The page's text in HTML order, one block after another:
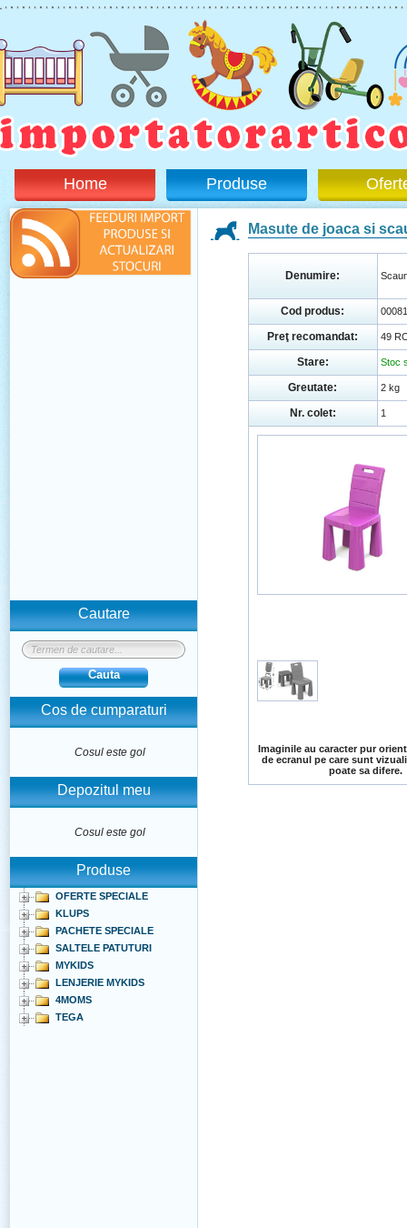
Home Produse
Cautare
Cauta
Cos de cumparaturi
Cosul este gol
Depozitul meu
Cosul este gol
Produse
OFERTE SPECIALE
KLUPS
PACHETE SPECIALE
SALTELE PATUTURI
MYKIDS
LENJERIE MYKIDS
4MOMS
TEGA
Masute de joaca si
Denumire:
Cod produs:
Preţ recomandat: 49
Stare: Stoc
Greutate: 2 kg
Nr. colet: 1
Imaginile au caracter pur
de ecranul pe care sunt
poate sa difere.